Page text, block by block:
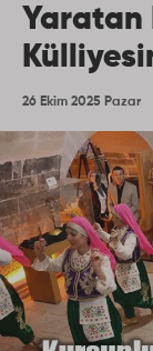
Yaratan
26 Ekim 2025 Pazar